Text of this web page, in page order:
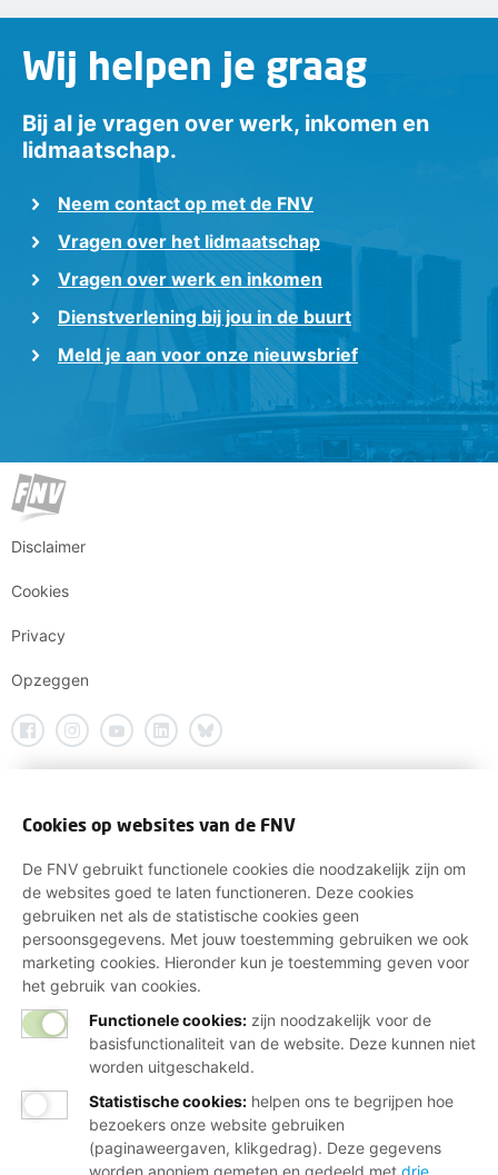
Wij helpen je graag
Bij al je vragen over werk, inkomen en
lidmaatschap.
Neem contact op met de FNV
Vragen over het lidmaatschap
Vragen over werk en inkomen
Dienstverlening bij jou in de buurt
Meld je aan voor onze nieuwsbrief
Disclaimer
Cookies
Privacy
Opzeggen
Cookies op websites van de FNV
De FNV gebruikt functionele cookies die noodzakelijk zijn om
de websites goed te laten functioneren. Deze cookies
gebruiken net als de statistische cookies geen
persoonsgegevens. Met jouw toestemming gebruiken we ook
marketing cookies. Hieronder kun je toestemming geven voor
het gebruik van cookies.
Functionele cookies: zijn noodzakelijk voor de
basisfunctionaliteit van de website. Deze kunnen niet
worden uitgeschakeld.
Statistische cookies: helpen ons te begrijpen hoe
bezoekers onze website gebruiken
(paginaweergaven, klikgedrag). Deze gegevens
worden anoniem gemeten en gedeeld met drie